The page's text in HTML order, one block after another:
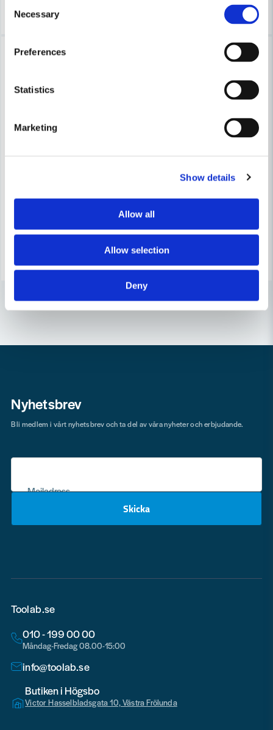
Selection
Necessary
Preferences
Statistics
Marketing
Show details
Allow all
Allow selection
Deny
321,25 kr
Leveranstid ifrån leverantör ca
7-10 arbetsdagar
321,25 kr
7-10 arbetsdagar
Nyhetsbrev
Mejladress
Skicka
Bli medlem i vårt nyhetsbrev och ta del av våra nyheter och erbjudande.
Toolab.se
010 - 199 00 00
Måndag-Fredag 08.00-15:00
info@toolab.se
Butiken i Högsbo
Victor Hasselbladsgata 10, Västra Frölunda